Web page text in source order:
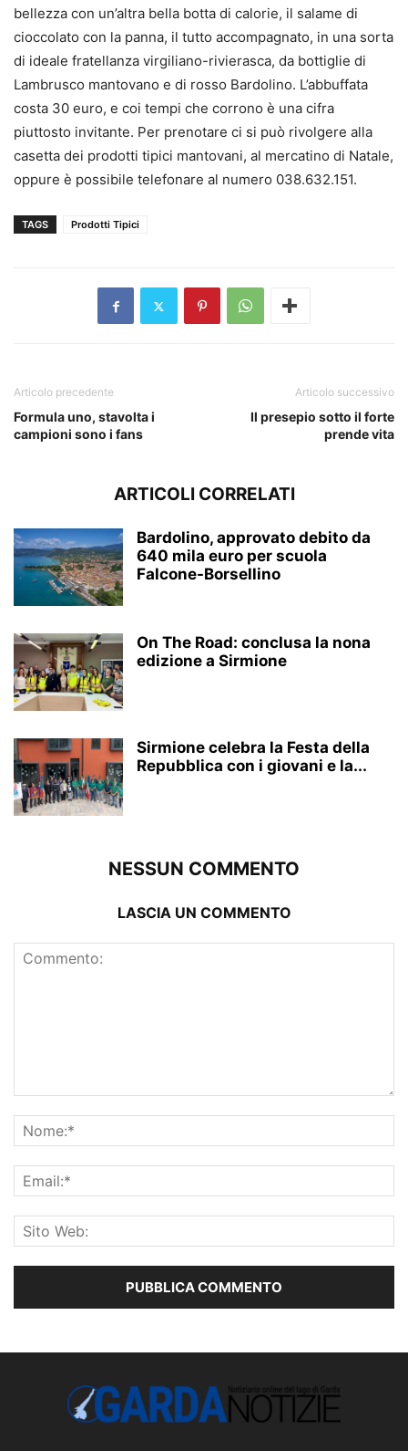
bellezza con un’altra bella botta di calorie, il salame di
cioccolato con la panna, il tutto accompagnato, in una sorta
di ideale fratellanza virgiliano-rivierasca, da bottiglie di
Lambrusco mantovano e di rosso Bardolino. L’abbuffata
costa 30 euro, e coi tempi che corrono è una cifra
piuttosto invitante. Per prenotare ci si può rivolgere alla
casetta dei prodotti tipici mantovani, al mercatino di Natale,
oppure è possibile telefonare al numero 038.632.151.
TAGS Prodotti Tipici
Articolo precedente
Formula uno, stavolta i
campioni sono i fans
Articolo successivo
Il presepio sotto il forte
prende vita
ARTICOLI CORRELATI
Bardolino, approvato debito da
640 mila euro per scuola
Falcone-Borsellino
On The Road: conclusa la nona
edizione a Sirmione
Sirmione celebra la Festa della
Repubblica con i giovani e la...
NESSUN COMMENTO
LASCIA UN COMMENTO